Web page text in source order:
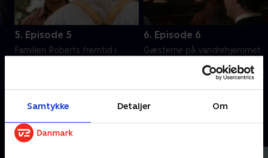
Samtykke Detaljer Om
5. Episode 5
Familien Roberts fremtid i
28. august 2024 • 57 min
6. Episode 6
Gæsterne på vandrehjemmet
nyheder, og Annie beslutter sig
for at kæmpe imod.
Andre så også